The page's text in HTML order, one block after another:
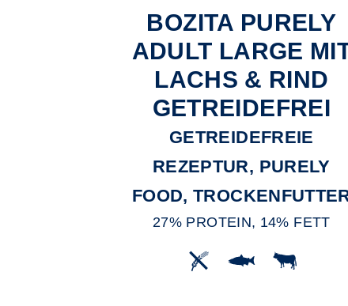
BOZITA PURELY
ADULT LARGE
LACHS & RIND
GETREIDEFREI
GETREIDEFREIE
REZEPTUR, PURELY
FOOD,
27% PROTEIN, 14% FETT